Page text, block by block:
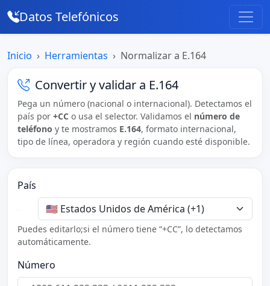
Datos Telefónicos
Inicio Herramientas Normalizar a E.164
Convertir y validar a E.164
Pega un número (nacional o internacional). Detectamos el
país por +CC o usa el selector. Validamos el número de
teléfono y te mostramos E.164, formato internacional,
tipo de línea, operadora y región cuando esté disponible.
País
Puedes editarlo;si el número tiene “+CC”, lo detectamos
automáticamente.
Número